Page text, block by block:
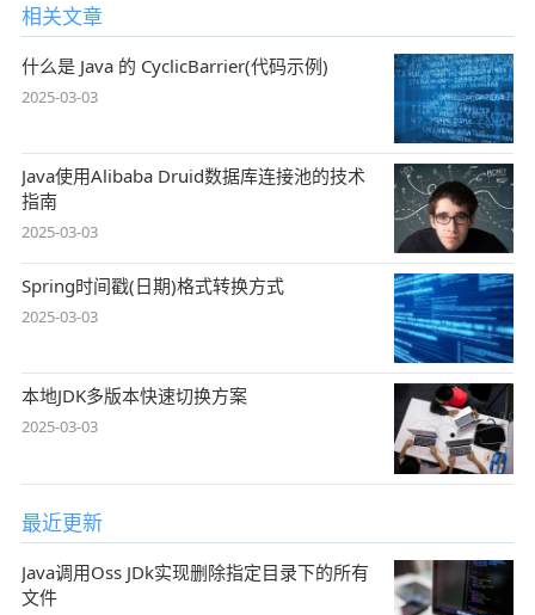
相关文章
什么是 Java 的 CyclicBarrier(代码示例)
2025-03-03
Java使用Alibaba Druid数据库连接池的技术
指南
2025-03-03
Spring时间戳(日期)格式转换方式
2025-03-03
本地JDK多版本快速切换方案
2025-03-03
最近更新
Java调用Oss JDk实现删除指定目录下的所有
文件